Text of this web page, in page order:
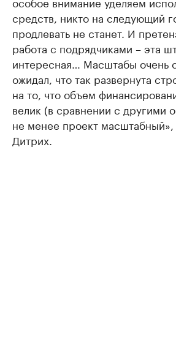
средств, никто на следующий
продлевать не станет. И
работа с подрядчиками – эта
интересная… Масштабы очень
ожидал, что так развернута
на то, что объем
велик (в сравнении с другими
не менее проект масштабный»,
Дитрих.